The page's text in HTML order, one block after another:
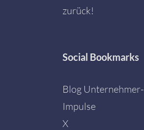
zurück!
Social Bookmarks
Blog Unternehmer-
Impulse
X